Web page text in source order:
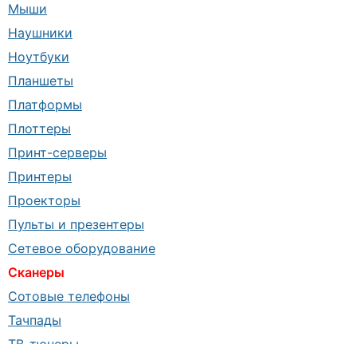
Мыши
Наушники
Ноутбуки
Планшеты
Платформы
Плоттеры
Принт-серверы
Принтеры
Проекторы
Пульты и презентеры
Сетевое оборудование
Сканеры
Сотовые телефоны
Тачпады